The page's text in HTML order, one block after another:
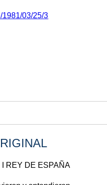
1981/03/25/3
REY DE ESPAÑA